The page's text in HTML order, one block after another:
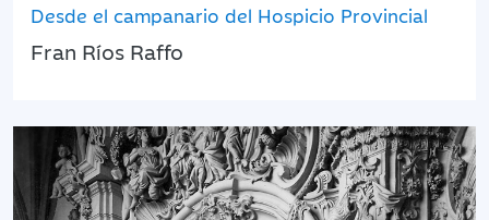
Desde el campanario del Hospicio Provincial
Fran Ríos Raffo